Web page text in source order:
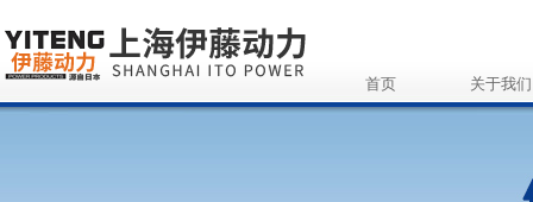
首页 关于我们